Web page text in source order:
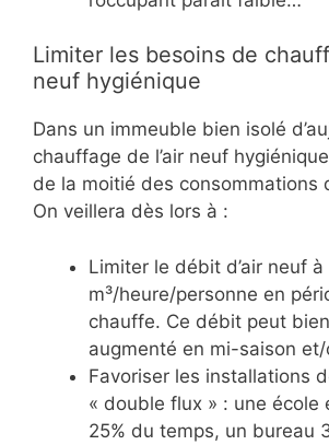
Limiter les besoins de
neuf hygiénique
Dans un immeuble bien isolé
chauffage de l’air neuf
de la moitié des consommations
On veillera dès lors à :
Limiter le débit d’air neuf à
m³/heure/personne en
chauffe. Ce débit peut
augmenté en mi-saison
Favoriser les installations
« double flux » : une école
25% du temps, un bureau